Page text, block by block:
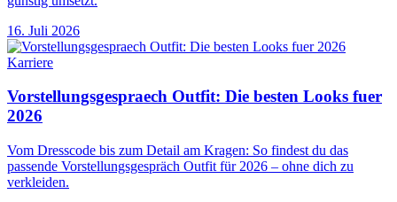
16. Juli 2026
Karriere
Vorstellungsgespraech Outfit: Die besten Looks fuer
2026
Vom Dresscode bis zum Detail am Kragen: So findest du das
passende Vorstellungsgespräch Outfit für 2026 – ohne dich zu
verkleiden.